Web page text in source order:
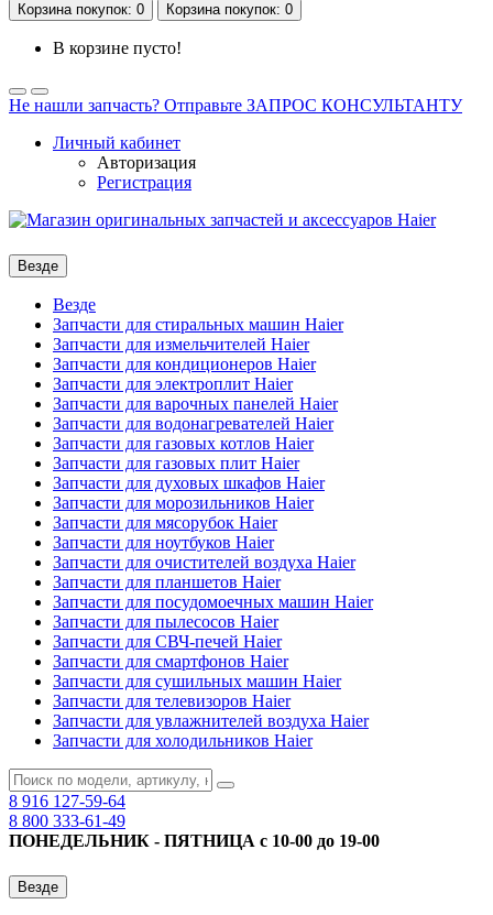
Корзинапокупок: 0 Корзинапокупок: 0
В корзине пусто!
Не нашли запчасть? Отправьте ЗАПРОС КОНСУЛЬТАНТУ
Личный кабинет
Авторизация
Регистрация
Везде
Везде
Запчасти для стиральных машин Haier
Запчасти для измельчителей Haier
Запчасти для кондиционеров Haier
Запчасти для электроплит Haier
Запчасти для варочных панелей Haier
Запчасти для водонагревателей Haier
Запчасти для газовых котлов Haier
Запчасти для газовых плит Haier
Запчасти для духовых шкафов Haier
Запчасти для морозильников Haier
Запчасти для мясорубок Haier
Запчасти для ноутбуков Haier
Запчасти для очистителей воздуха Haier
Запчасти для планшетов Haier
Запчасти для посудомоечных машин Haier
Запчасти для пылесосов Haier
Запчасти для СВЧ-печей Haier
Запчасти для смартфонов Haier
Запчасти для сушильных машин Haier
Запчасти для телевизоров Haier
Запчасти для увлажнителей воздуха Haier
Запчасти для холодильников Haier
8 916 127-59-64
8 800 333-61-49
ПОНЕДЕЛЬНИК - ПЯТНИЦА с 10-00 до 19-00
Везде